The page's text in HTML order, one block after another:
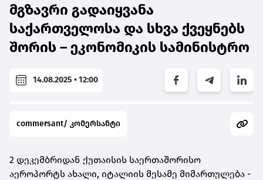
მგზავრი გადაიყვანა
საქართველოსა და სხვა ქვეყნებს
შორის – ეკონომიკის სამინისტრო
14.08.2025 • 12:00
commersant/ კომერსანტი
2 დეკემბრიდან ქუთაისის საერთაშორისო
აეროპორტს ახალი, იტალიის მესამე მიმართულება -